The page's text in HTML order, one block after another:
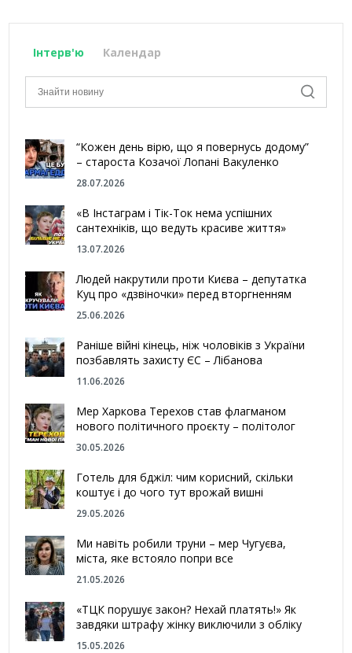
Інтерв'ю Календар
“Кожен день вірю, що я повернусь додому”
– староста Козачої Лопані Вакуленко
28.07.2026
«В Інстаграм і Тік-Ток нема успішних
сантехніків, що ведуть красиве життя»
13.07.2026
Людей накрутили проти Києва – депутатка
Куц про «дзвіночки» перед вторгненням
25.06.2026
Раніше війні кінець, ніж чоловіків з України
позбавлять захисту ЄС – Лібанова
11.06.2026
Мер Харкова Терехов став флагманом
нового політичного проєкту – політолог
30.05.2026
Готель для бджіл: чим корисний, скільки
коштує і до чого тут врожай вишні
29.05.2026
Ми навіть робили труни – мер Чугуєва,
міста, яке встояло попри все
21.05.2026
«ТЦК порушує закон? Нехай платять!» Як
завдяки штрафу жінку виключили з обліку
15.05.2026